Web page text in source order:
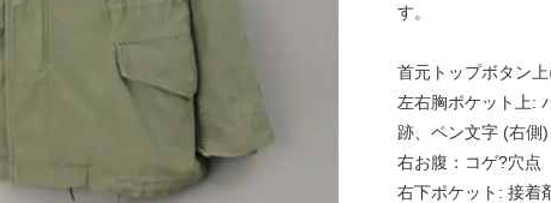
す。
首元トップボタン
左右胸ポケット上:
跡、ペン文字 (右側)
右お腹：コゲ?穴点
右下ポケット: 接着